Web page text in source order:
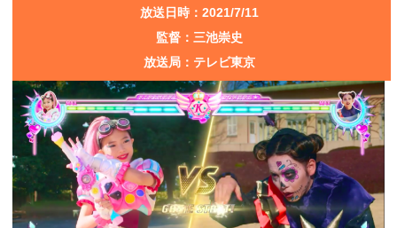
放送日時：2021/7/11
監督：三池崇史
放送局：テレビ東京